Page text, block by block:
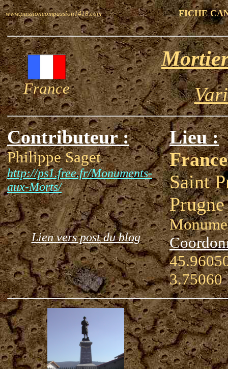
www.passioncompassion1418.com FICHE
France
Contributeur :
Philippe Saget
http://ps1.free.fr/Monuments-
aux-Morts/
Lien vers post du blog
Lieu :
France
Saint
3.75060